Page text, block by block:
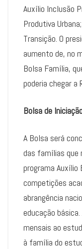
Auxílio Inclusão
Produtiva
Transição. O
aumento de, no
Bolsa Família,
poderia chegar a
Bolsa de
A Bolsa será
das famílias que
programa
competições
abrangência
educação
mensais ao
à família do